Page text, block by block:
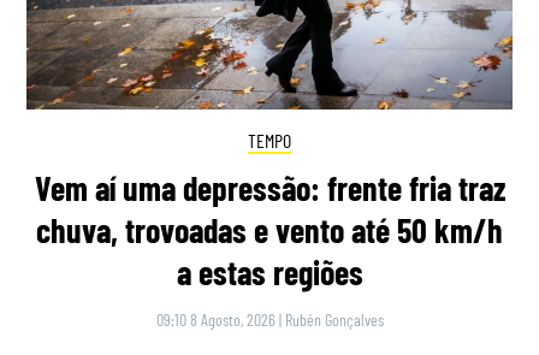
TEMPO
Vem aí uma depressão: frente fria traz
chuva, trovoadas e vento até 50 km/h
a estas regiões
09:10 8 Agosto, 2026 | Rubén Gonçalves